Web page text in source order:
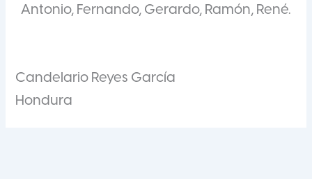
Antonio, Fernando, Gerardo, Ramón, René.
Candelario Reyes García
Hondura